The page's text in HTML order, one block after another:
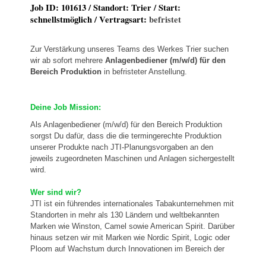
Job ID: 101613 / Standort: Trier / Start:
schnellstmöglich / Vertragsart: befristet
Zur Verstärkung unseres Teams des Werkes Trier suchen
wir ab sofort mehrere Anlagenbediener (m/w/d) für den
Bereich Produktion in befristeter Anstellung.
Deine Job Mission:
Als Anlagenbediener (m/w/d) für den Bereich Produktion
sorgst Du dafür, dass die die termingerechte Produktion
unserer Produkte nach JTI-Planungsvorgaben an den
jeweils zugeordneten Maschinen und Anlagen sichergestellt
wird.
Wer sind wir?
JTI ist ein führendes internationales Tabakunternehmen mit
Standorten in mehr als 130 Ländern und weltbekannten
Marken wie Winston, Camel sowie American Spirit. Darüber
hinaus setzen wir mit Marken wie Nordic Spirit, Logic oder
Ploom auf Wachstum durch Innovationen im Bereich der